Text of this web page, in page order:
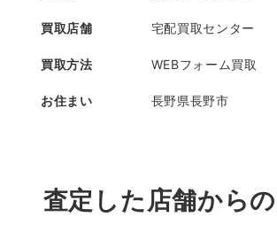
買取店舗 宅配買取センター
買取方法 WEBフォーム買取
お住まい 長野県長野市
査定した店舗から